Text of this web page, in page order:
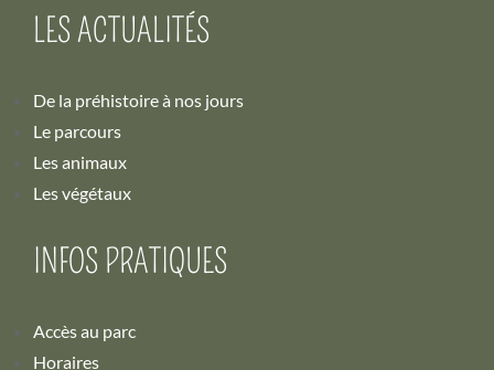
LES ACTUALITÉS
De la préhistoire à nos jours
Le parcours
Les animaux
Les végétaux
INFOS PRATIQUES
Accès au parc
Horaires